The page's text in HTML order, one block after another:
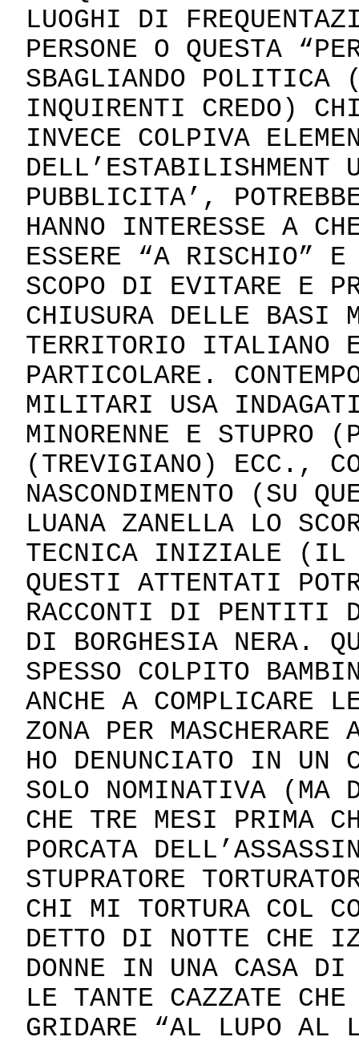
LUOGHI DI
PERSONE O QUESTA
SBAGLIANDO
INQUIRENTI CREDO)
INVECE COLPIVA
DELL’ESTABILISHMENT
PUBBLICITA’,
HANNO INTERESSE A
ESSERE “A RISCHIO”
SCOPO DI EVITARE E
CHIUSURA DELLE BASI
TERRITORIO ITALIANO
PARTICOLARE.
MILITARI USA
MINORENNE E STUPRO
(TREVIGIANO) ECC.,
NASCONDIMENTO (SU
LUANA ZANELLA LO
TECNICA INIZIALE (IL
QUESTI ATTENTATI
RACCONTI DI PENTITI
DI BORGHESIA NERA.
SPESSO COLPITO
ANCHE A COMPLICARE
ZONA PER
HO DENUNCIATO IN UN
SOLO NOMINATIVA (MA
CHE TRE MESI PRIMA
PORCATA
STUPRATORE
CHI MI TORTURA COL
DETTO DI NOTTE CHE
DONNE IN UNA CASA DI
LE TANTE CAZZATE
GRIDARE “AL LUPO AL